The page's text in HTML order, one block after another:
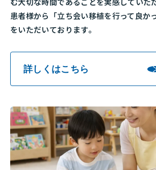
患者様から「立ち会い移植を行って良か
をいただいております。
詳しくはこちら